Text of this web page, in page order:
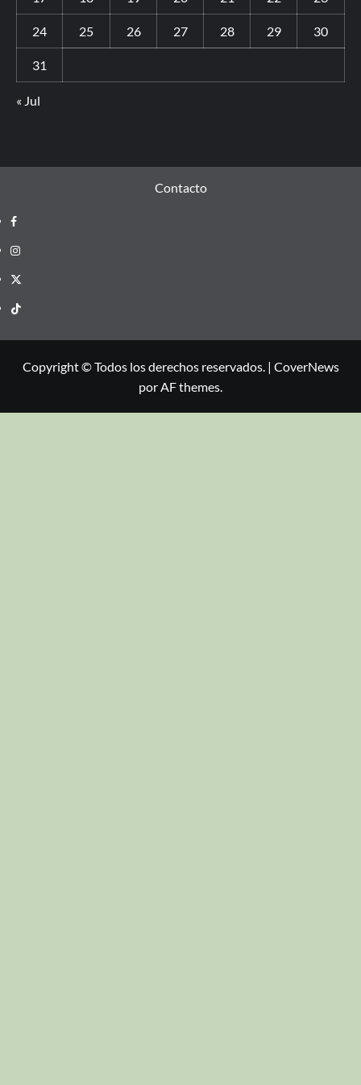
24 25 26 27 28 29 30
31
« Jul
Contacto
Copyright © Todos los derechos reservados. | CoverNews
por AF themes.